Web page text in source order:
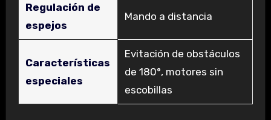
Regulación de
espejos
‎Mando a distancia
Características
especiales
‎Evitación de obstáculos
de 180°, motores sin
escobillas